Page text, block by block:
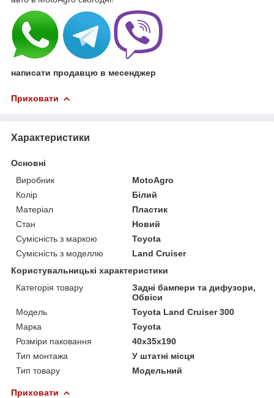
написати продавцю в месенджер
Приховати
Характеристики
Основні
Виробник
MotoAgro
Колір
Білий
Матеріал
Пластик
Стан
Новий
Сумісність з маркою
Toyota
Сумісність з моделлю
Land Cruiser
Користувальницькі характеристики
Категорія товару
Задні бампери та дифузори,
Обвіси
Мoдель
Toyota Land Cruiser 300
Марка
Toyota
Розміри паковання
40x35x190
Тип монтажа
У штатні місця
Тип товару
Модельний
Приховати